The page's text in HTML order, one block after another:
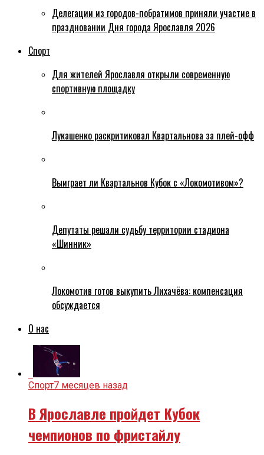
Делегации из городов-побратимов приняли участие в
праздновании Дня города Ярославля 2026
Спорт
Для жителей Ярославля открыли современную
спортивную площадку
Лукашенко раскритиковал Квартальнова за плей-офф
Выиграет ли Квартальнов Кубок с «Локомотивом»?
Депутаты решали судьбу территории стадиона
«Шинник»
Локомотив готов выкупить Лихачёва: компенсация
обсуждается
О нас
Спорт7 месяцев назад
В Ярославле пройдет Кубок
чемпионов по фристайлу